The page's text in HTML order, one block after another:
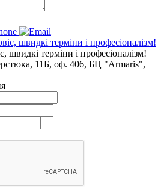
швидкі терміни і професіоналізм!
11Б, оф. 406, БЦ "Armaris",